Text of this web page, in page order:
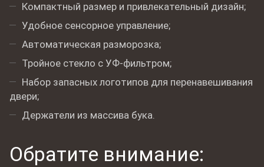
Компактный размер и привлекательный дизайн;
Удобное сенсорное управление;
Автоматическая разморозка;
Тройное стекло с УФ-фильтром;
Набор запасных логотипов для перенавешивания
двери;
Держатели из массива бука.
Обратите внимание: